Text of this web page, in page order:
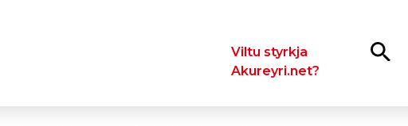
LeitaViltu styrkja
Akureyri.net?